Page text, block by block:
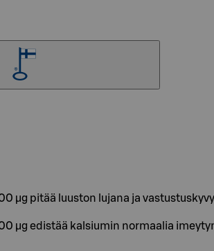
µg pitää luuston lujana ja
µg edistää kalsiumin normaalia